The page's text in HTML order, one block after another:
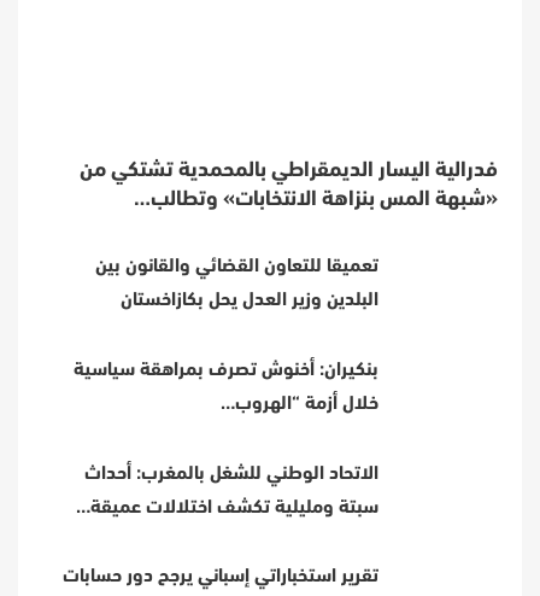
فدرالية اليسار الديمقراطي بالمحمدية تشتكي من
«شبهة المس بنزاهة الانتخابات» وتطالب…
تعميقا للتعاون القضائي والقانون بين
البلدين وزير العدل يحل بكازاخستان
بنكيران: أخنوش تصرف بمراهقة سياسية
خلال أزمة “الهروب…
الاتحاد الوطني للشغل بالمغرب: أحداث
سبتة ومليلية تكشف اختلالات عميقة…
تقرير استخباراتي إسباني يرجح دور حسابات